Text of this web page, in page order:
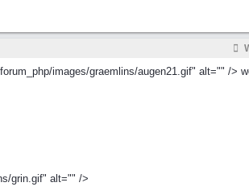
images/graemlins/augen21.gif" alt="" />
grin.gif" alt="" />